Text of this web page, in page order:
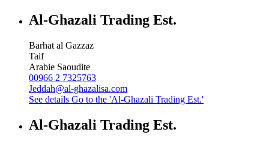
Al-Ghazali Trading Est.
Barhat al Gazzaz
Taif
Arabie Saoudite
00966 2 7325763
Jeddah@al-ghazalisa.com
See details Go to the 'Al-Ghazali Trading Est.'
Al-Ghazali Trading Est.